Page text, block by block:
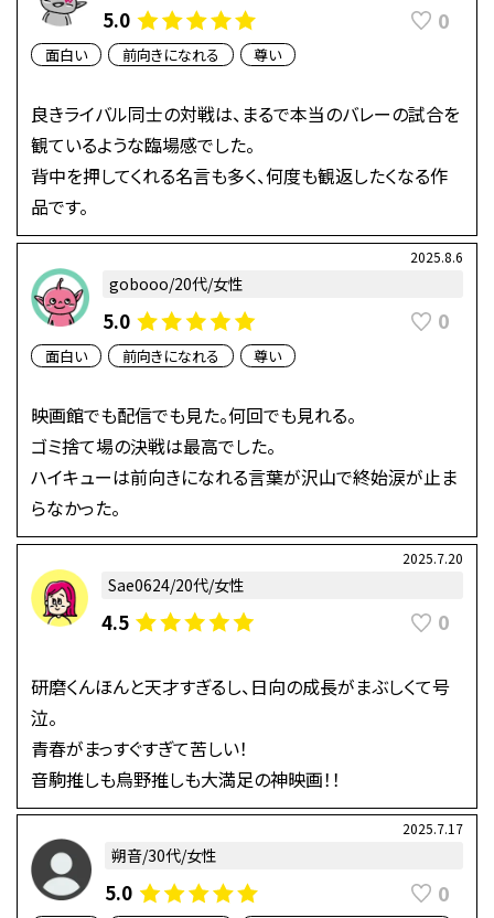
5.0 0
面白い 前向きになれる 尊い
良きライバル同士の対戦は、まるで本当のバレーの試合を
観ているような臨場感でした。
背中を押してくれる名言も多く、何度も観返したくなる作
品です。
2025.8.6
gobooo/20代/女性
5.0 0
面白い 前向きになれる 尊い
映画館でも配信でも見た。何回でも見れる。
ゴミ捨て場の決戦は最高でした。
ハイキューは前向きになれる言葉が沢山で終始涙が止ま
らなかった。
2025.7.20
Sae0624/20代/女性
4.5 0
研磨くんほんと天才すぎるし、日向の成長がまぶしくて号
泣。
青春がまっすぐすぎて苦しい！
音駒推しも烏野推しも大満足の神映画！！
2025.7.17
朔音/30代/女性
5.0 0